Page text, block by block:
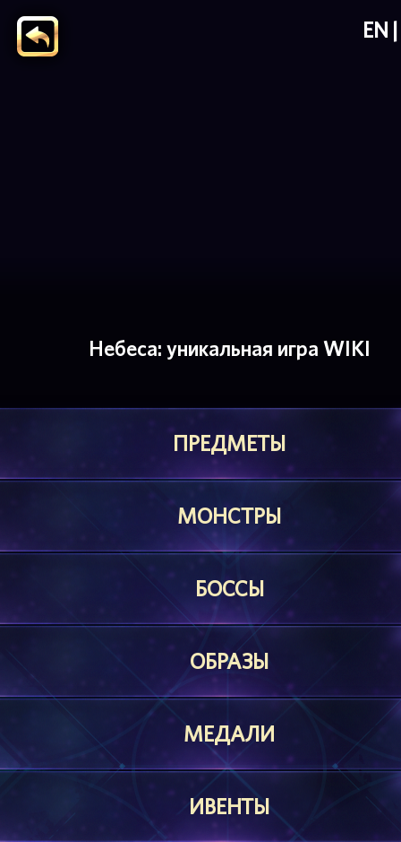
EN
Небеса: уникальная игра WIKI
ПРЕДМЕТЫ
МОНСТРЫ
БОССЫ
ОБРАЗЫ
МЕДАЛИ
ИВЕНТЫ